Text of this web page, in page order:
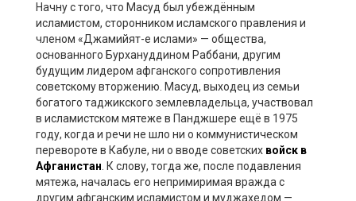
Начну с того, что Масуд был убеждённым
исламистом, сторонником исламского правления и
членом «Джамийят-е ислами» — общества,
основанного Бурхануддином Раббани, другим
будущим лидером афганского сопротивления
советскому вторжению. Масуд, выходец из семьи
богатого таджикского землевладельца, участвовал
в исламистском мятеже в Панджшере ещё в 1975
году, когда и речи не шло ни о коммунистическом
перевороте в Кабуле, ни о вводе советских войск в
Афганистан. К слову, тогда же, после подавления
мятежа, началась его непримиримая вражда с
другим афганским исламистом и муджахедом —